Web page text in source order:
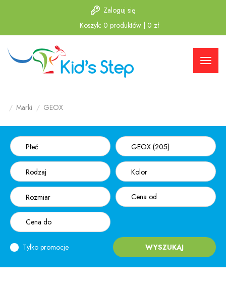
do menu
głównego
do
menu w
stopce
Zaloguj się
Koszyk: 0 produktów 0 zł
Marki GEOX
Płeć GEOX (205)
Rodzaj Kolor
Rozmiar
Tylko promocje WYSZUKAJ